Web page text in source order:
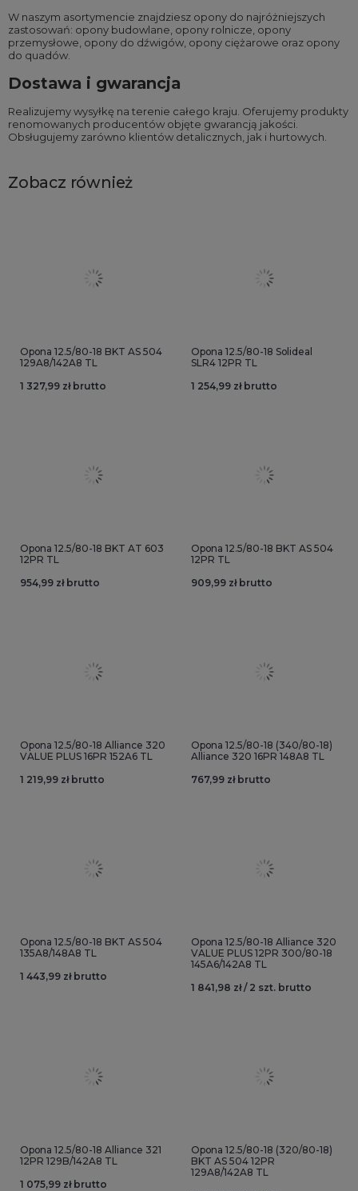
W naszym asortymencie znajdziesz opony do najróżniejszych
zastosowań: opony budowlane opony rolnicze opony
przemysłowe opony do dźwigów opony ciężarowe oraz opony
do quadów
Dostawa i gwarancja
Realizujemy wysyłkę na terenie całego kraju. Oferujemy produkty
renomowanych producentów objęte gwarancją jakości.
Obsługujemy zarówno klientów detalicznych, jak i hurtowych.
Zobacz również
Opona 12.5/80-18 BKT AS 504
129A8/142A8 TL
1 327,99 zł brutto
Opona 12.5/80-18 Solideal
SLR4 12PR TL
1 254,99 zł brutto
Opona 12.5/80-18 BKT AT 603
12PR TL
954,99 zł brutto
Opona 12.5/80-18 BKT AS 504
12PR TL
909,99 zł brutto
Opona 12.5/80-18 Alliance 320
VALUE PLUS 16PR 152A6 TL
1 219,99 zł brutto
Opona 12.5/80-18 (340/80-18)
Alliance 320 16PR 148A8 TL
767,99 zł brutto
Opona 12.5/80-18 BKT AS 504
135A8/148A8 TL
1 443,99 zł brutto
Opona 12.5/80-18 Alliance 320
VALUE PLUS 12PR 300/80-18
145A6/142A8 TL
1 841,98 zł / 2 szt. brutto
Opona 12.5/80-18 Alliance 321
12PR 129B/142A8 TL
1 075,99 zł brutto
Opona 12.5/80-18 (320/80-18)
BKT AS 504 12PR
129A8/142A8 TL